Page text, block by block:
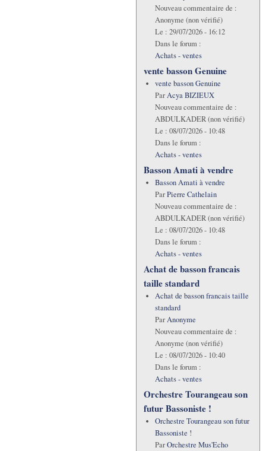
Nouveau commentaire de :
Anonyme (non vérifié)
Le : 29/07/2026 - 16:12
Dans le forum :
Achats - ventes
vente basson Genuine
vente basson Genuine
ParAcya BIZIEUX
Nouveau commentaire de :
ABDULKADER (non vérifié)
Le : 08/07/2026 - 10:48
Dans le forum :
Achats - ventes
Basson Amati à vendre
Basson Amati à vendre
ParPierre Cathelain
Nouveau commentaire de :
ABDULKADER (non vérifié)
Le : 08/07/2026 - 10:48
Dans le forum :
Achats - ventes
Achat de basson francais
taille standard
Achat de basson francais taille
standard
ParAnonyme
Nouveau commentaire de :
Anonyme (non vérifié)
Le : 08/07/2026 - 10:40
Dans le forum :
Achats - ventes
Orchestre Tourangeau son
futur Bassoniste !
Orchestre Tourangeau son futur
Bassoniste !
ParOrchestre Mus'Echo